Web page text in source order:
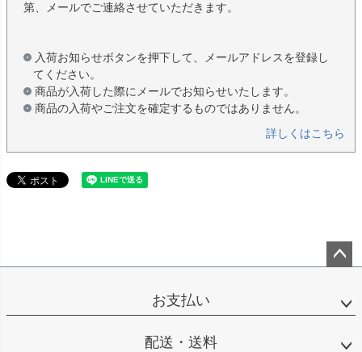
第、メールでご連絡させていただきます。
入荷お知らせボタンを押下して、メールアドレスを登録し
てください。
商品が入荷した際にメールでお知らせいたします。
商品の入荷やご注文を確定するものではありません。
詳しくはこちら
ップ
お支払い
配送・送料